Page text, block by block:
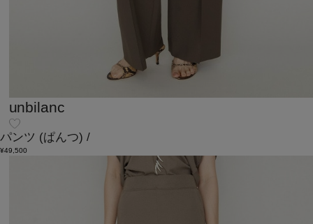
unbilanc
パンツ (ぱんつ) /
¥49,500